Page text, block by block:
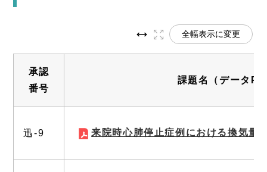
全幅表示に変更
承認
番号
課題名（データ
迅‐9 来院時心肺停止症例における換気量